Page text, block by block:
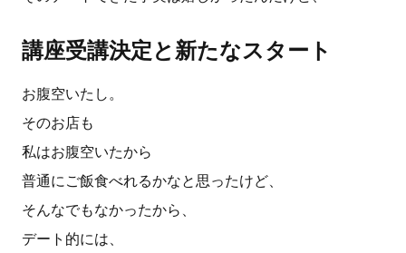
講座受講決定と新たなスタート
お腹空いたし。
そのお店も
私はお腹空いたから
普通にご飯食べれるかなと思ったけど、
そんなでもなかったから、
デート的には、